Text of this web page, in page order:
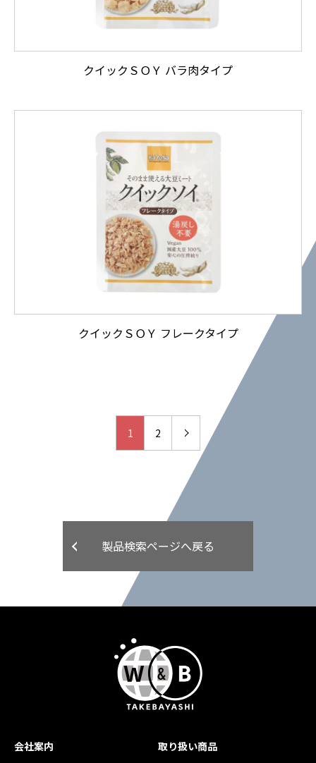
クイックＳＯＹ バラ肉タイプ
クイックＳＯＹ フレークタイプ
1 2
製品検索ページへ戻る
会社案内
取り扱い商品